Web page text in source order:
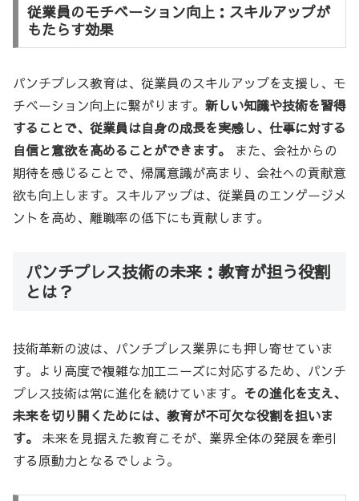
従業員のモチベーション向上：スキルアップが
もたらす効果
パンチプレス教育は、従業員のスキルアップを支援し、モ
チベーション向上に繋がります。 新しい知識や技術を習得
することで、従業員は自身の成長を実感し、仕事に対する
自信と意欲を高めることができます。
また、会社からの
期待を感じることで、帰属意識が高まり、会社への貢献意
欲も向上します。スキルアップは、従業員のエンゲージメ
ントを高め、離職率の低下にも貢献します。
パンチプレス技術の未来：教育が担う役割
とは？
技術革新の波は、パンチプレス業界にも押し寄せていま
す。より高度で複雑な加工ニーズに対応するため、パンチ
プレス技術は常に進化を続けています。 その進化を支え、
未来を切り開くためには、教育が不可欠な役割を担いま
す。
未来を見据えた教育こそが、業界全体の発展を牽引
する原動力となるでしょう。